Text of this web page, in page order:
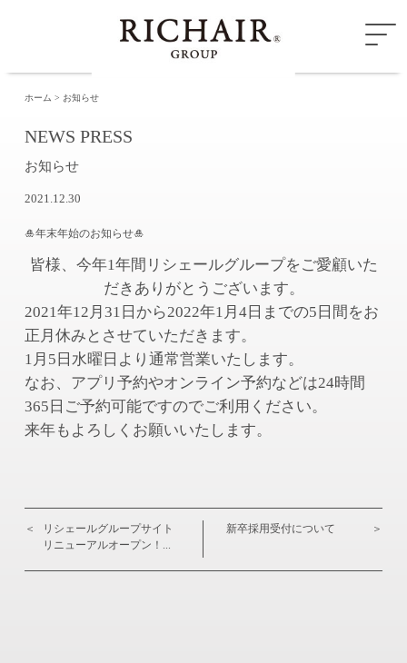
ホーム お知らせ
NEWS PRESS
お知らせ
2021.12.30
🎍年末年始のお知らせ🎍
皆様、今年1年間リシェールグループをご愛顧いた
だきありがとうございます。
2021年12月31日から2022年1月4日までの5日間をお
正月休みとさせていただきます。
1月5日水曜日より通常営業いたします。
なお、アプリ予約やオンライン予約などは24時間
365日ご予約可能ですのでご利用ください。
来年もよろしくお願いいたします。
＜
リシェールグループサイト
リニューアルオープン！...
新卒採用受付について ＞